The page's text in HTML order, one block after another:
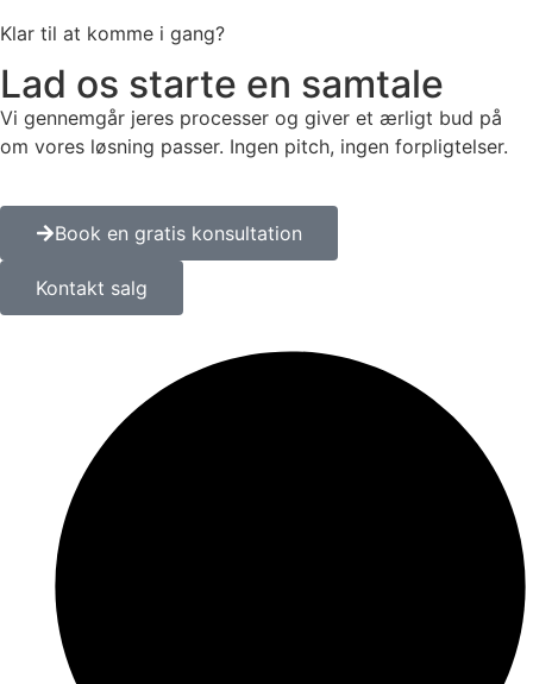
Klar til at komme i gang?
Lad os starte en samtale
Vi gennemgår jeres processer og giver et ærligt bud på
om vores løsning passer. Ingen pitch, ingen forpligtelser.
Book en gratis konsultation
Kontakt salg